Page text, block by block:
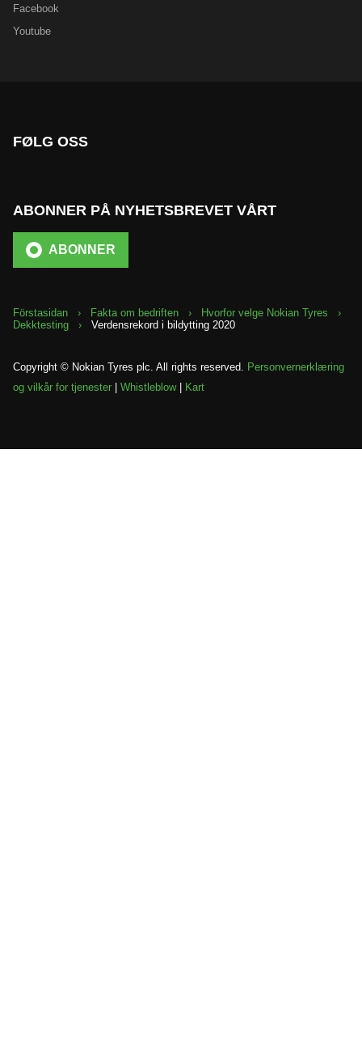
Facebook
Youtube
FØLG OSS
ABONNER PÅ NYHETSBREVET VÅRT
ABONNER
Förstasidan Fakta om bedriften
Hvorfor velge Nokian Tyres
Dekktesting
Verdensrekord i bildytting 2020
Copyright © Nokian Tyres plc. All rights reserved. Personvernerklæring
og vilkår for tjenester | Whistleblow| Kart